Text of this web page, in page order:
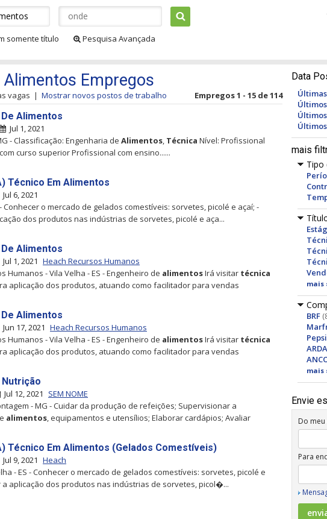
somente título Pesquisa Avançada
Data
mais
Tipo
mais
BRF
mais
Envie
Do
Para
Alimentos Empregos
vagas | Mostrar novos postos de trabalho Empregos 1 - 15 de 114
Alimentos
Jul 1, 2021
- Classificação: Engenharia de Alimentos, Técnica Nível: Profissional
curso superior Profissional com ensino......
Técnico Em Alimentos
Jul 6, 2021
Conhecer o mercado de gelados comestíveis: sorvetes, picolé e açaí; -
dos produtos nas indústrias de sorvetes, picolé e aça...
Alimentos
Jul 1, 2021 Heach Recursos Humanos
Humanos - Vila Velha - ES - Engenheiro de alimentosIrá visitar técnica
aplicação dos produtos, atuando como facilitador para vendas
Alimentos
Jun 17, 2021 Heach Recursos Humanos
Humanos - Vila Velha - ES - Engenheiro de alimentosIrá visitar técnica
aplicação dos produtos, atuando como facilitador para vendas
Nutrição
Jul 12, 2021
SEM NOME
- MG - Cuidar da produção de refeições; Supervisionar a
alimentos, equipamentos e utensílios; Elaborar cardápios; Avaliar
Técnico Em Alimentos (Gelados Comestíveis)
Jul 9, 2021 Heach
- ES - Conhecer o mercado de gelados comestíveis: sorvetes, picolé e
a aplicação dos produtos nas indústrias de sorvetes, picol�...